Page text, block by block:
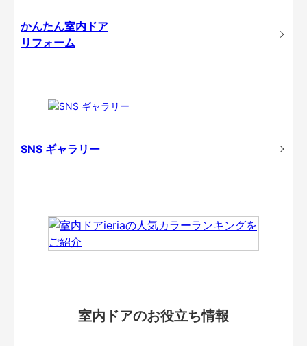
かんたん室内ドア
リフォーム
SNS ギャラリー
室内ドアのお役立ち情報